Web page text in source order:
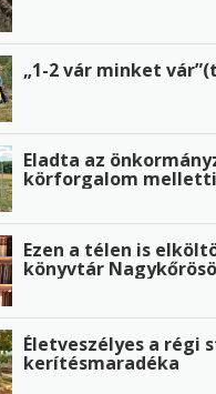
„1-2 vár minket
Eladta az
körforgalom
Ezen a télen is
könyvtár
Életveszélyes a régi
kerítésmaradéka